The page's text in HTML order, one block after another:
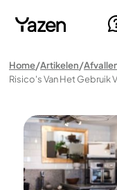
Home Artikelen